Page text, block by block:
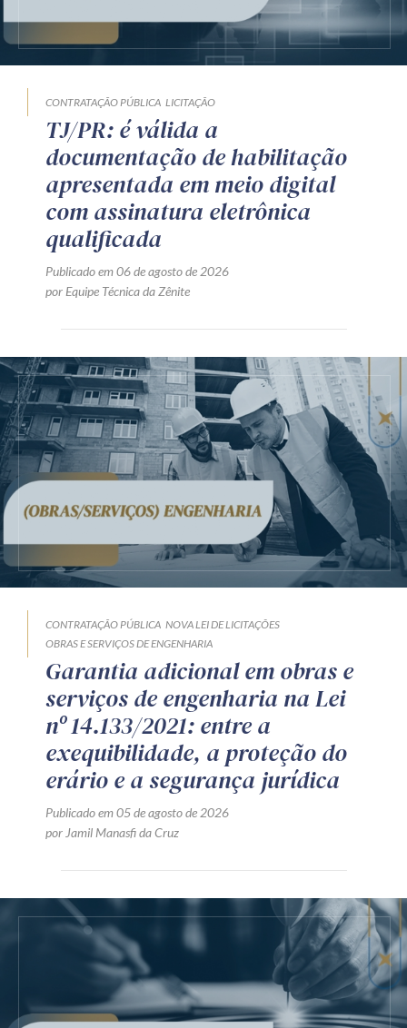
CONTRATAÇÃO PÚBLICA LICITAÇÃO
TJ/PR: é válida a
documentação de habilitação
apresentada em meio digital
com assinatura eletrônica
qualificada
Publicado em 06 de agosto de 2026
por Equipe Técnica da Zênite
CONTRATAÇÃO PÚBLICA NOVA LEI DE LICITAÇÕES
OBRAS E SERVIÇOS DE ENGENHARIA
Garantia adicional em obras e
serviços de engenharia na Lei
nº 14.133/2021: entre a
exequibilidade, a proteção do
erário e a segurança jurídica
Publicado em 05 de agosto de 2026
por Jamil Manasfi da Cruz